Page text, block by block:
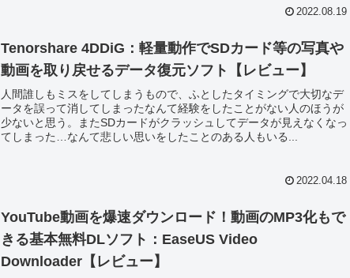
2022.08.19
Tenorshare 4DDiG：軽量動作でSDカード等の写真や
動画を取り戻せるデータ復元ソフト【レビュー】
人間誰しもミスをしてしまうもので、ふとしたタイミングで大切なデ
ータを誤って消してしまったなんて経験をしたことがない人のほうが
少ないと思う。またSDカードがクラッシュしてデータが見えなくなっ
てしまった…なんて悲しい思いをしたことのある人もいる...
2022.04.18
YouTube動画を爆速ダウンロード！動画のMP3化もで
きる基本無料DLソフト：EaseUS Video
Downloader【レビュー】